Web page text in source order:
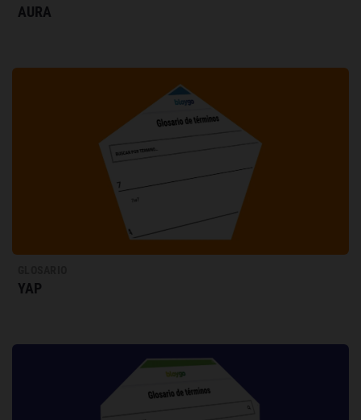
AURA
YAP